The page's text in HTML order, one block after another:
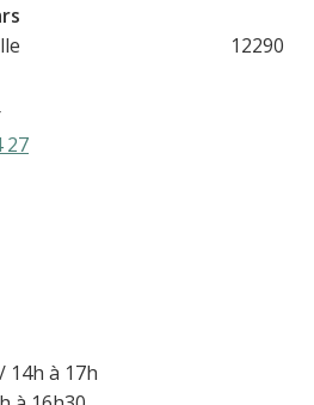
de Ville 12290
27
14h à 17h